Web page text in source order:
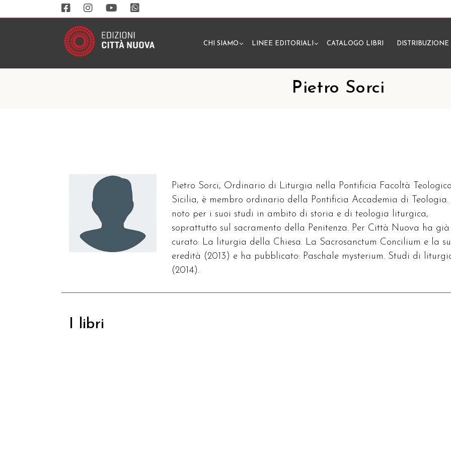
CHI SIAMO LINEE EDITORIALI CATALOGO LIBRI DISTRIBUZIONE
Pietro Sorci
Pietro Sorci, Ordinario di Liturgia nella Pontificia Facoltà
Sicilia, è membro ordinario della Pontificia Accademia di Teologia.
noto per i suoi studi in ambito di storia e di teologia liturgica,
soprattutto sul sacramento della Penitenza. Per Città Nuova ha già
curato: La liturgia della Chiesa. La Sacrosanctum Concilium e la
eredità (2013) e ha pubblicato: Paschale mysterium. Studi di
(2014).
I libri